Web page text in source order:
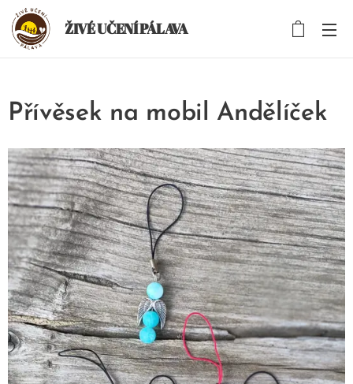
ŽIVÉ UČENÍ PÁLAVA
Přívěsek na mobil Andělíček